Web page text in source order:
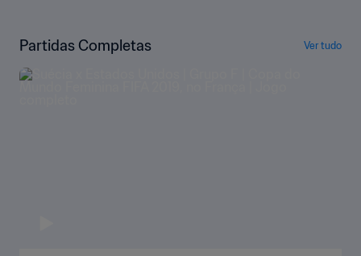
Partidas Completas Ver tudo